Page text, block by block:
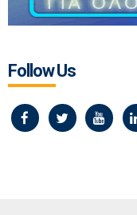
Follow Us